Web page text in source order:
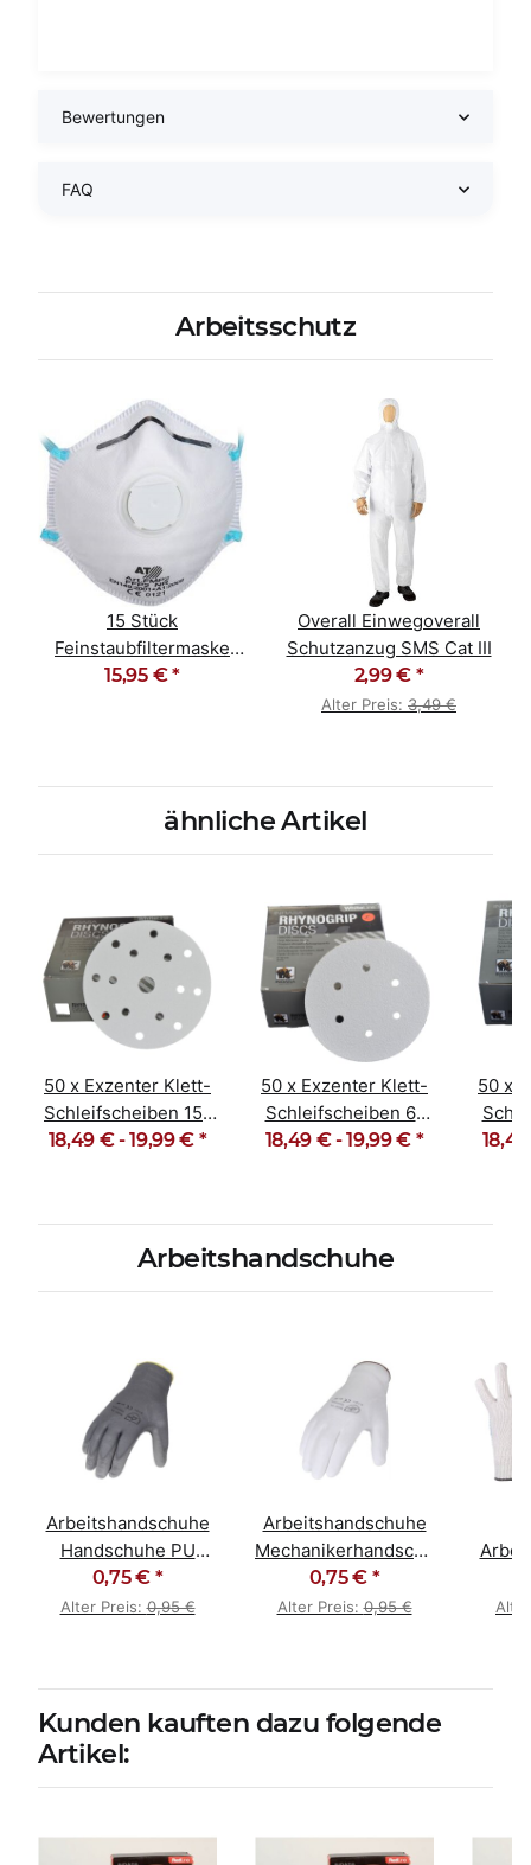
Bewertungen
FAQ
Arbeitsschutz
15 Stück
Feinstaubfiltermaske
Staubmaske FFP2 NR D
15,95 €*
Overall Einwegoverall
Schutzanzug SMS Cat III
2,99 € *
Alter Preis: 3,49 €
ähnliche Artikel
50 x Exzenter Klett-
Schleifscheiben 15-
Loch Korn 40-600
18,49 € -19,99 € *
50 x Exzenter Klett-
Schleifscheiben 6-
Loch Korn 40-600
18,49 € -19,99 € *
50 x
Arbeitshandschuhe
Arbeitshandschuhe
Handschuhe PU
beschichtet grau
0,75 € *
Alter Preis:0,95 €
Arbeitshandschuhe
Mechanikerhandschuhe
PU weiß
0,75 € *
Alter Preis:0,95 €
Kunden kauften dazu folgende
Artikel: